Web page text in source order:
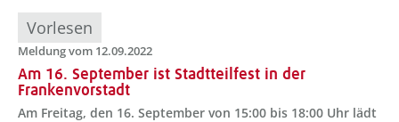
Vorlesen
Meldung vom 12.09.2022
Am 16. September ist Stadtteilfest in der
Frankenvorstadt
Am Freitag, den 16. September von 15:00 bis 18:00 Uhr lädt